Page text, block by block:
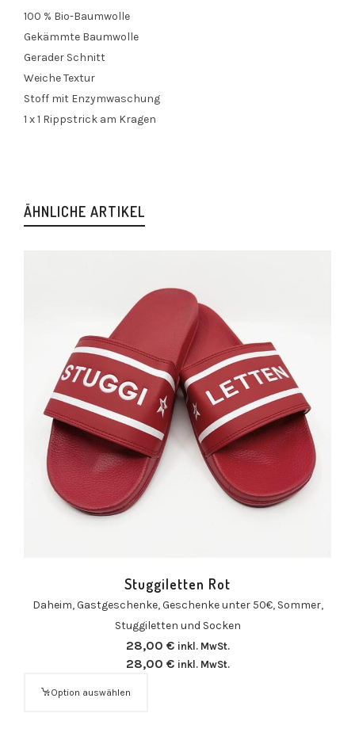
100 % Bio-Baumwolle
Gekämmte Baumwolle
Gerader Schnitt
Weiche Textur
Stoff mit Enzymwaschung
1 x 1 Rippstrick am Kragen
ÄHNLICHE ARTIKEL
Stuggiletten Rot
Daheim,Gastgeschenke,Geschenke unter 50€, Sommer,
Stuggiletten und Socken
28,00 € inkl. MwSt.
28,00 € inkl. MwSt.
Option auswählen